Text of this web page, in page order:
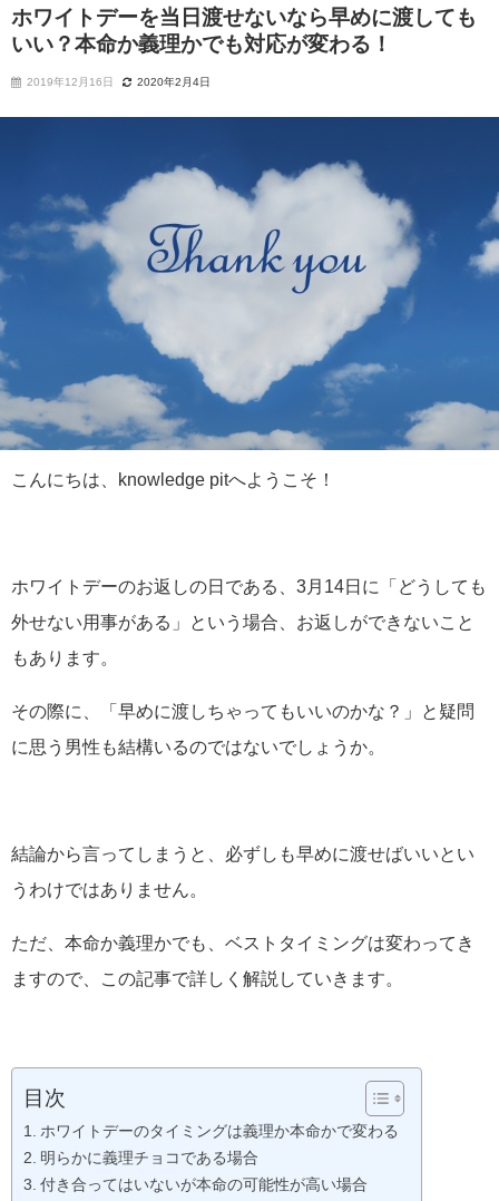
ホワイトデーを当日渡せないなら早めに渡しても
いい？本命か義理かでも対応が変わる！
2019年12月16日 2020年2月4日
こんにちは、knowledge pitへようこそ！
ホワイトデーのお返しの日である、3月14日に「どうしても
外せない用事がある」という場合、お返しができないこと
もあります。
その際に、「早めに渡しちゃってもいいのかな？」と疑問
に思う男性も結構いるのではないでしょうか。
結論から言ってしまうと、必ずしも早めに渡せばいいとい
うわけではありません。
ただ、本命か義理かでも、ベストタイミングは変わってき
ますので、この記事で詳しく解説していきます。
目次
ホワイトデーのタイミングは義理か本命かで変わる
明らかに義理チョコである場合
付き合ってはいないが本命の可能性が高い場合